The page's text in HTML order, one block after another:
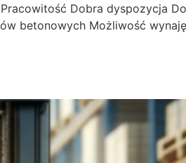
Dobra dyspozycja
betonowych Możliwość